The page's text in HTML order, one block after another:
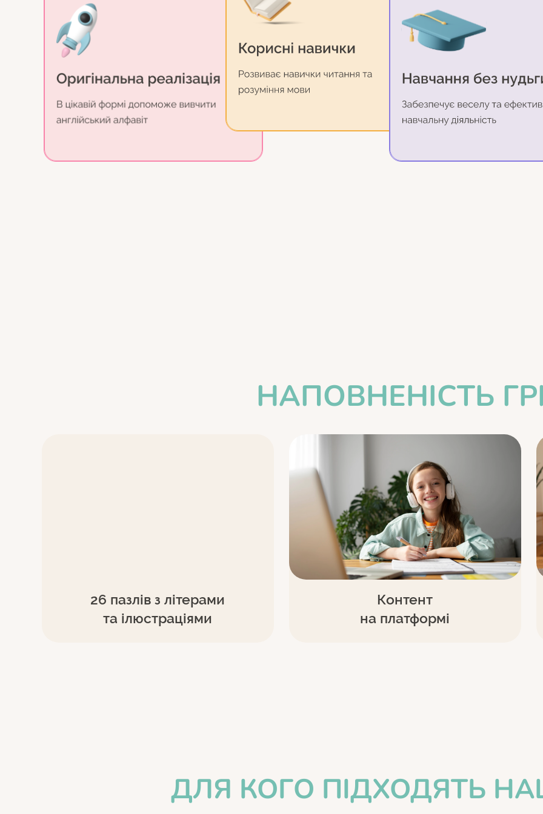
26 пазлів з літерами
та ілюстраціями
Контент
на платформі
НАПОВНЕНІСТЬ
ДЛЯ КОГО ПІДХОДЯТЬ